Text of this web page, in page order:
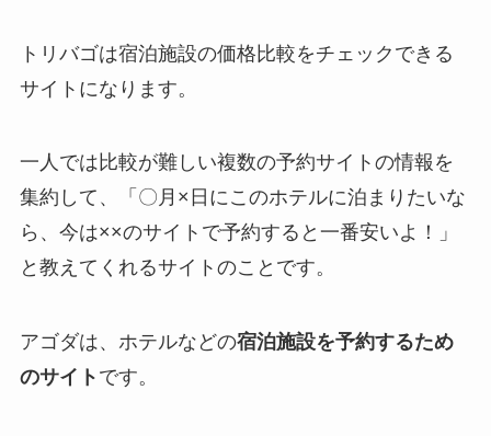
トリバゴは宿泊施設の価格比較をチェックできる
サイトになります。
一人では比較が難しい複数の予約サイトの情報を
集約して、「〇月×日にこのホテルに泊まりたいな
ら、今は××のサイトで予約すると一番安いよ！」
と教えてくれるサイトのことです。
アゴダは、ホテルなどの宿泊施設を予約するため
のサイト です。